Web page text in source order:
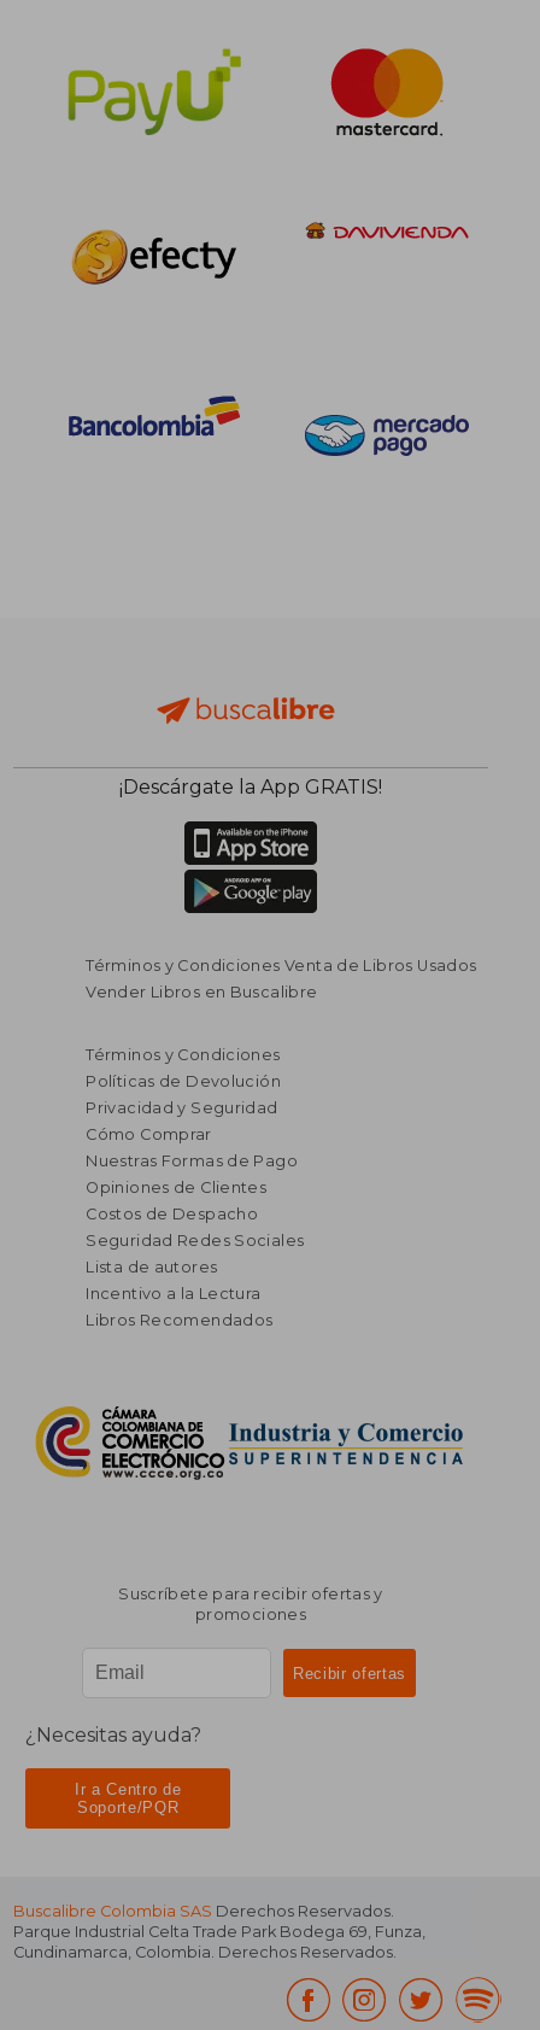
¡Descárgate la App GRATIS!
Términos y Condiciones Venta de Libros Usados
Vender Libros en Buscalibre
Términos y Condiciones
Políticas de Devolución
Privacidad y Seguridad
Cómo Comprar
Nuestras Formas de Pago
Opiniones de Clientes
Costos de Despacho
Seguridad Redes Sociales
Lista de autores
Incentivo a la Lectura
Libros Recomendados
Suscríbete para recibir ofertas y
promociones
¿Necesitas ayuda?
Ir a Centro de
Soporte/PQR
Buscalibre Colombia SAS Derechos Reservados.
Parque Industrial Celta Trade Park Bodega 69 Funza
Cundinamarca Colombia . Derechos Reservados.